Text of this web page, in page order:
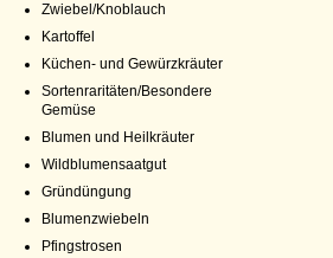
Zwiebel/Knoblauch
Kartoffel
Küchen- und Gewürzkräuter
Sortenraritäten/Besondere
Gemüse
Blumen und Heilkräuter
Wildblumensaatgut
Gründüngung
Blumenzwiebeln
Pfingstrosen